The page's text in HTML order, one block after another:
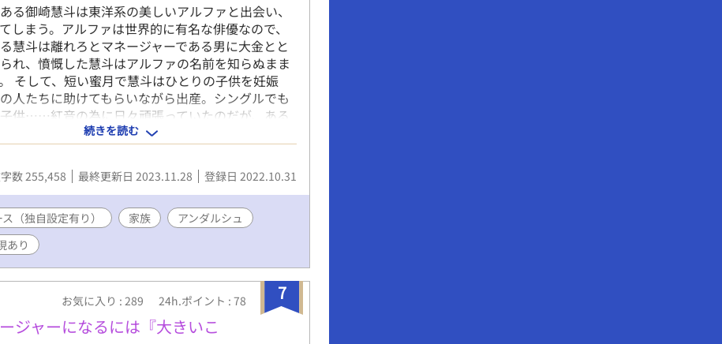
る御崎慧斗は東洋系の美しいアルファと出会い、
しまう。アルファは世界的に有名な俳優なので、
慧斗は離れろとマネージャーである男に大金とと
れ、憤慨した慧斗はアルファの名前を知らぬまま
そして、短い蜜月で慧斗はひとりの子供を妊娠
人たちに助けてもらいながら出産。シングルでも
供……紅音の為に日々頑張っていたのだが、ある
が身をゆだねたアルファ……紅龍が現れた。ふたり
していた箱庭はその日を境に崩れ始める。 運命に
果てに孤軍奮闘で子育てするオメガと、突然消えて
運命の番を探し続けた有名俳優アルファが、本当の
す。 ※こちらの作品は「はぴまり～薄幸オメガは
ァのお嫁さん」と同一世界線で、他オメガバース
ラクターが多数出ます。 ※他サイトにも掲載中
加筆バージョンです）
続きを読む
数 255,458 最終更新日 2023.11.28 登録日 2022.10.31
（独自設定有り） 家族
アンダルシュ
あり
7
お気に入り : 289 24h.ポイント : 78
ジャーになるには『大きいこ